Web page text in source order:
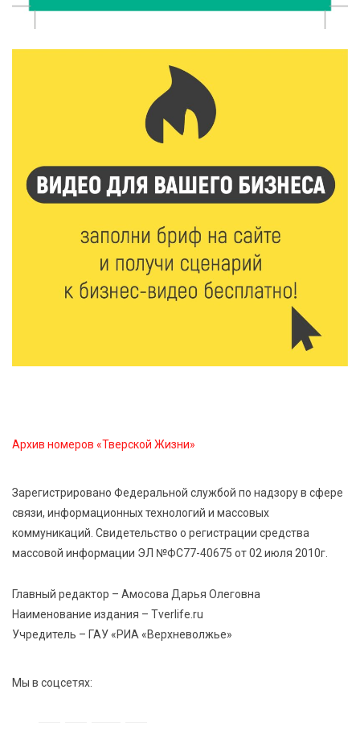
От звёздочек к чемпионам: в Твери отметили
заслуги тренеров и атлетов
Медицина стала самым популярным направлением у
абитуриентов в 2026 году
7 Авг 2026 14:31 146
От сортировки мусора до жилья для ветеранов СВО:
Владимир Васильев посетил СНТ в Твери
кандидата в депутаты Госдумы IX созыва
авиамоделей
7 Авг 2026 13:02 193
Как уберечься от клещей: рекомендации
Роспотребнадзора и текущая статистика
От танцев до спорта: в Твери на семи площадках
пройдут праздничные мероприятия
Архив номеров «Тверской Жизни»
Зарегистрировано Федеральной службой по надзору в сфере
связи, информационных технологий и массовых
коммуникаций. Свидетельство о регистрации средства
массовой информации ЭЛ №ФС77-40675 от 02 июля 2010г.
Главный редактор – Амосова Дарья Олеговна
Наименование издания – Tverlife.ru
Учредитель – ГАУ «РИА «Верхневолжье»
Мы в соцсетях: